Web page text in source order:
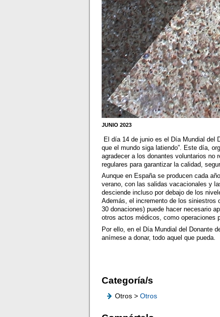
JUNIO 2023
El día 14 de junio es el Día Mundial del
que el mundo siga latiendo”. Este día,
agradecer a los donantes voluntarios no
regulares para garantizar la calidad,
Aunque en España se producen cada
verano, con las salidas vacacionales y
desciende incluso por debajo de los
Además, el incremento de los
30 donaciones) puede hacer necesario
otros actos médicos, como operaciones
Por ello, en el Día Mundial del Donante
anímese a donar, todo aquel que pueda.
Categoría/s
Otros >Otros